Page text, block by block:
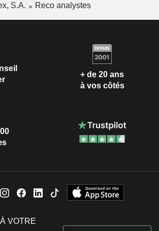
S.A.
Reco analystes
+ de 20 ans
à vos côtés
VOTRE